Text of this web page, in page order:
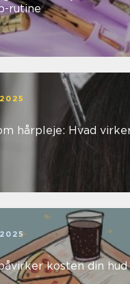
rutine
hårpleje: Hvad
kosten din hud